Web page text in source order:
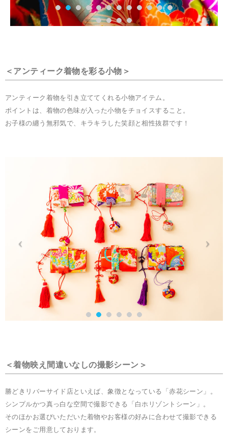
＜アンティーク着物を彩る小物＞
アンティーク着物を引き立ててくれる小物アイテム。
ポイントは、着物の色味が入った小物をチョイスすること。
お子様の纏う無邪気で、キラキラした笑顔と相性抜群です！
＜着物映え間違いなしの撮影シーン＞
勝どきリバーサイド店といえば、象徴となっている「赤花シーン」。
シンプルかつ真っ白な空間で撮影できる「白ホリゾントシーン」。
そのほかお選びいただいた着物やお客様の好みに合わせて撮影できる
シーンをご用意しております。